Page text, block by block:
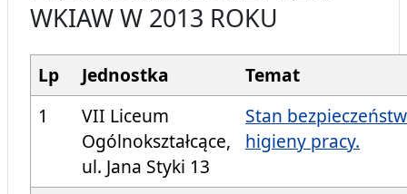
WKIAW W 2013 ROKU
Lp Jednostka
Temat
1
VII Liceum
Ogólnokształcące,
ul. Jana Styki 13
Stan
higieny pracy.